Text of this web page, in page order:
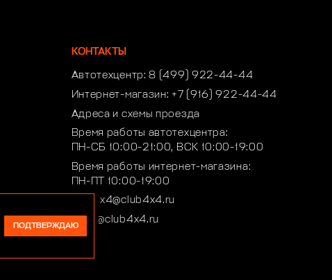
КОНТАКТЫ
Автотехцентр:8 (499) 922-44-44
Интернет-магазин: +7 (916) 922-44-44
Адреса и схемы проезда
Время работы автотехцентра:
ПН-СБ 10:00-21:00, ВСК 10:00-19:00
Время работы интернет-магазина:
ПН-ПТ 10:00-19:00
club4x4@club4x4.ru
shop@club4x4.ru
ПОДТВЕРЖДАЮ